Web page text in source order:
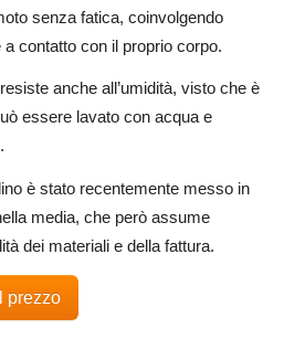
senza fatica, coinvolgendo
contatto con il proprio corpo.
anche all’umidità, visto che è
essere lavato con acqua e
è stato recentemente messo in
media, che però assume
dei materiali e della fattura.
prezzo